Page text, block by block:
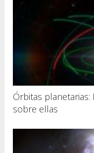
Órbitas
sobre ellas